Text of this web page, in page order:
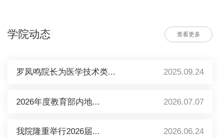
学院动态 查看更多
罗凤鸣院长为医学技术类... 2025.09.24
2026年度教育部内地... 2026.07.07
我院隆重举行2026届... 2026.06.24